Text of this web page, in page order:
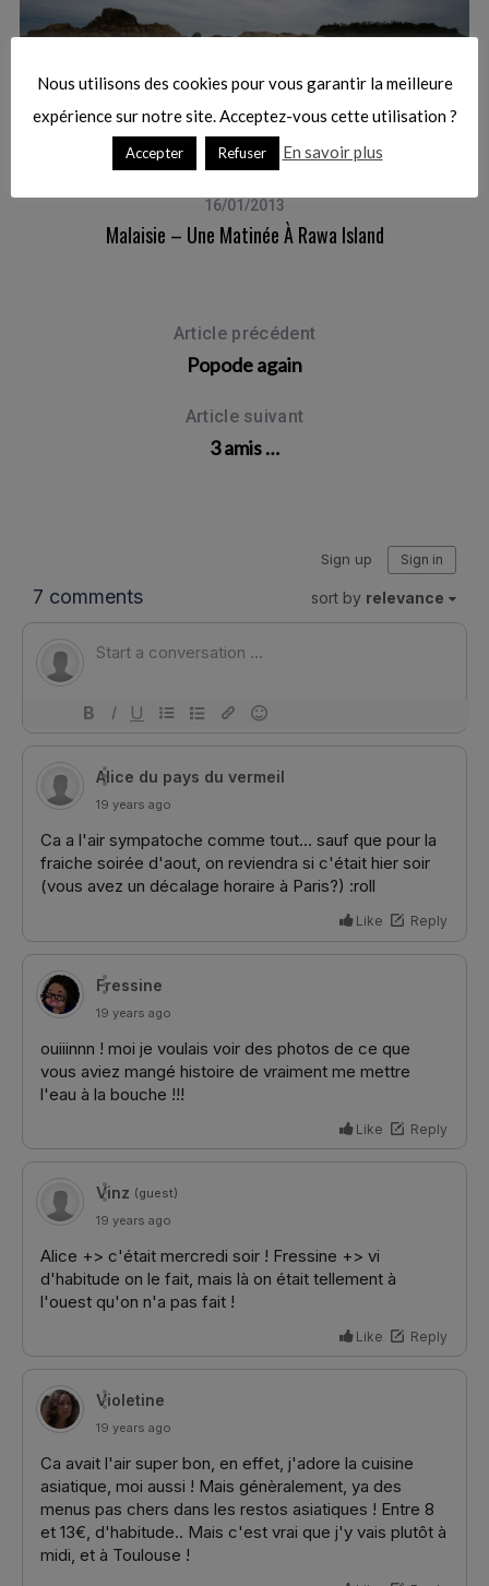
16/01/2013
Malaisie – Une Matinée À Rawa Island
Article précédent
Popode again
Article suivant
3 amis …
Nous utilisons des cookies pour vous garantir la meilleure
expérience sur notre site. Acceptez-vous cette utilisation ?
Accepter Refuser En savoir plus